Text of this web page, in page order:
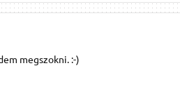
megszokni. :-)